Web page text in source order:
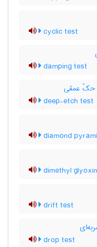
cyclic test
damping test
حکّ عمقی
deep-etch test
diamond
dimethyl
drift test
drop test